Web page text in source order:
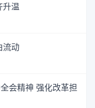
升温
流动
会精神 强化改革担